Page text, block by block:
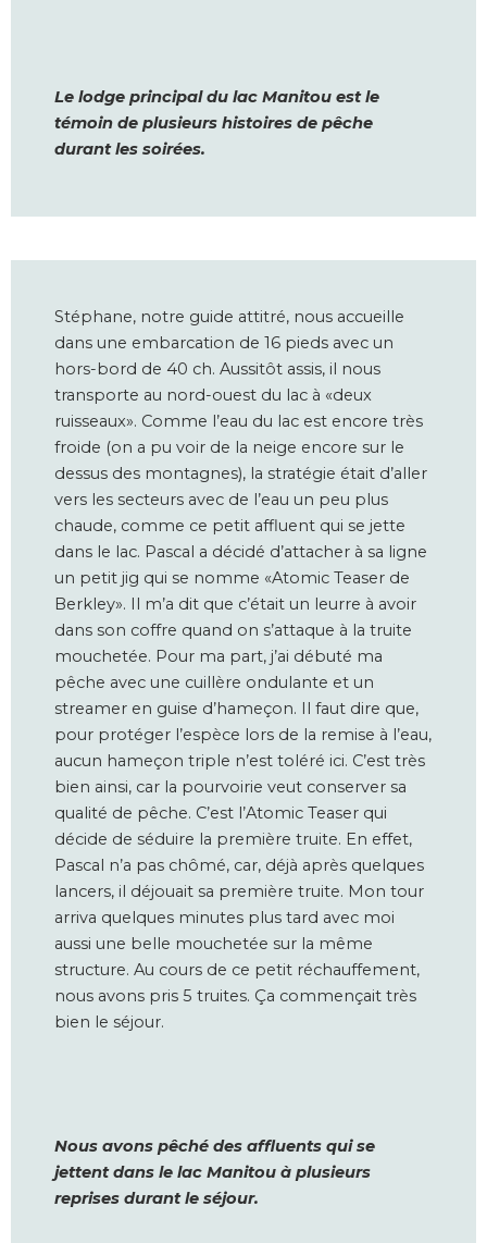
Le lodge principal du lac Manitou est le
témoin de plusieurs histoires de pêche
durant les soirées.
Stéphane, notre guide attitré, nous accueille
dans une embarcation de 16 pieds avec un
hors-bord de 40 ch. Aussitôt assis, il nous
transporte au nord-ouest du lac à «deux
ruisseaux». Comme l’eau du lac est encore très
froide (on a pu voir de la neige encore sur le
dessus des montagnes), la stratégie était d’aller
vers les secteurs avec de l’eau un peu plus
chaude, comme ce petit affluent qui se jette
dans le lac. Pascal a décidé d’attacher à sa ligne
un petit jig qui se nomme «Atomic Teaser de
Berkley». Il m’a dit que c’était un leurre à avoir
dans son coffre quand on s’attaque à la truite
mouchetée. Pour ma part, j’ai débuté ma
pêche avec une cuillère ondulante et un
streamer en guise d’hameçon. Il faut dire que,
pour protéger l’espèce lors de la remise à l’eau,
aucun hameçon triple n’est toléré ici. C’est très
bien ainsi, car la pourvoirie veut conserver sa
qualité de pêche. C’est l’Atomic Teaser qui
décide de séduire la première truite. En effet,
Pascal n’a pas chômé, car, déjà après quelques
lancers, il déjouait sa première truite. Mon tour
arriva quelques minutes plus tard avec moi
aussi une belle mouchetée sur la même
structure. Au cours de ce petit réchauffement,
nous avons pris 5 truites. Ça commençait très
bien le séjour.
Nous avons pêché des affluents qui se
jettent dans le lac Manitou à plusieurs
reprises durant le séjour.